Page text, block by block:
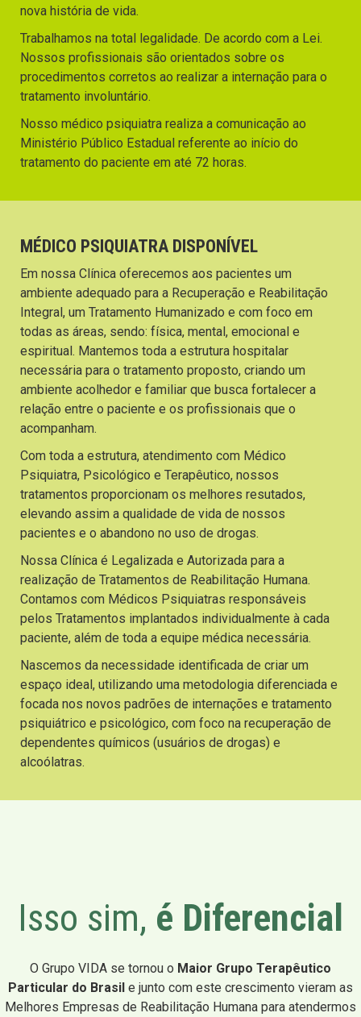
nova história de vida.
Trabalhamos na total legalidade. De acordo com a Lei.
Nossos profissionais são orientados sobre os
procedimentos corretos ao realizar a internação para o
tratamento involuntário.
Nosso médico psiquiatra realiza a comunicação ao
Ministério Público Estadual referente ao início do
tratamento do paciente em até 72 horas.
MÉDICO PSIQUIATRA DISPONÍVEL
Em nossa Clínica oferecemos aos pacientes um
ambiente adequado para a Recuperação e Reabilitação
Integral, um Tratamento Humanizado e com foco em
todas as áreas, sendo: física, mental, emocional e
espiritual. Mantemos toda a estrutura hospitalar
necessária para o tratamento proposto, criando um
ambiente acolhedor e familiar que busca fortalecer a
relação entre o paciente e os profissionais que o
acompanham.
Com toda a estrutura, atendimento com Médico
Psiquiatra, Psicológico e Terapêutico, nossos
tratamentos proporcionam os melhores resutados,
elevando assim a qualidade de vida de nossos
pacientes e o abandono no uso de drogas.
Nossa Clínica é Legalizada e Autorizada para a
realização de Tratamentos de Reabilitação Humana.
Contamos com Médicos Psiquiatras responsáveis
pelos Tratamentos implantados individualmente à cada
paciente, além de toda a equipe médica necessária.
Nascemos da necessidade identificada de criar um
espaço ideal, utilizando uma metodologia diferenciada e
focada nos novos padrões de internações e tratamento
psiquiátrico e psicológico, com foco na recuperação de
dependentes químicos (usuários de drogas) e
alcoólatras.
Isso sim, é Diferencial
O Grupo VIDA se tornou o Maior Grupo Terapêutico
Particular do Brasil e junto com este crescimento vieram as
Melhores Empresas de Reabilitação Humana para atendermos